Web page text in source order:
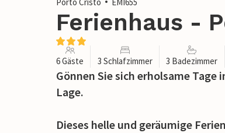
Ferienhaus -
6 Gäste 3 Schlafzimmer 3 Badezimmer
Gönnen Sie sich erholsame
Lage.
Dieses helle und geräumige